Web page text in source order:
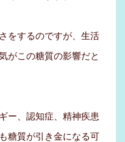
をするのですが、生活
がこの糖質の影響だと
ー、認知症、精神疾患
糖質が引き金になる可